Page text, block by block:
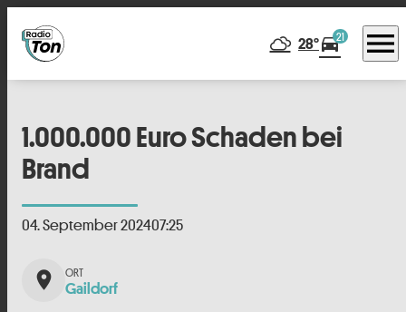
28°directions_car21 menu
1.000.000 Euro Schaden bei
Brand
04. September 202407:25
place Gaildorf